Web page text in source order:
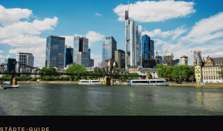
STÄDTE-GUIDE